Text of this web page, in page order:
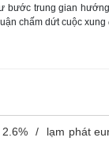
bước trung gian
chấm dứt cuộc xung
lạm phát